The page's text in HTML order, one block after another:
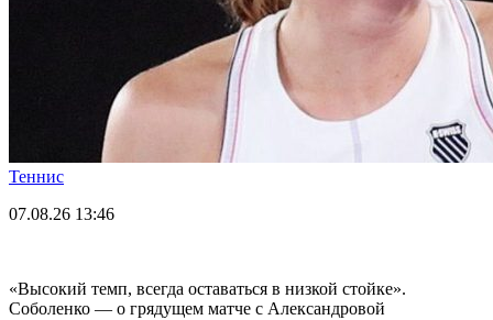
Теннис
07.08.26 13:46
«Высокий темп, всегда оставаться в низкой стойке».
Соболенко — о грядущем матче с Александровой